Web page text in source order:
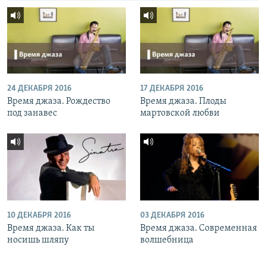
24 ДЕКАБРЯ 2016
Время джаза. Рождество
под занавес
17 ДЕКАБРЯ 2016
Время джаза. Плоды
мартовской любви
10 ДЕКАБРЯ 2016
Время джаза. Как ты
носишь шляпу
03 ДЕКАБРЯ 2016
Время джаза. Современная
волшебница